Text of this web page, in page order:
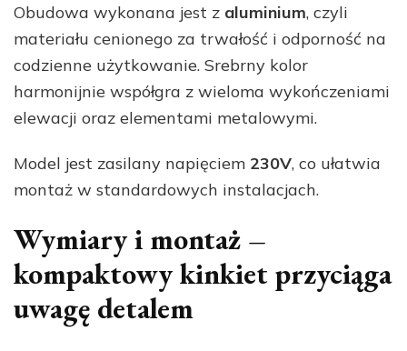
Obudowa wykonana jest z aluminium, czyli
materiału cenionego za trwałość i odporność na
codzienne użytkowanie. Srebrny kolor
harmonijnie współgra z wieloma wykończeniami
elewacji oraz elementami metalowymi.
Model jest zasilany napięciem 230V, co ułatwia
montaż w standardowych instalacjach.
Wymiary i montaż –
kompaktowy kinkiet przyciąga
uwagę detalem